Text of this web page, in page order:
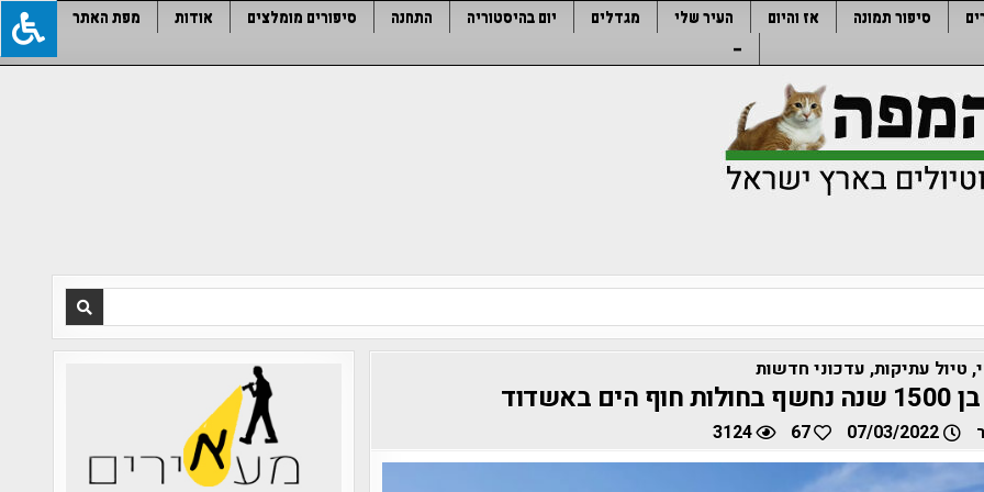
סיפור תמונה אז והיום העיר שלי מגדלים יום בהיסטוריה התחנה סיפורים מומלצים אודות
מפת האתר
–
, טיול עתיקות, עדכוני חדשות
07/03/2022
67
3124